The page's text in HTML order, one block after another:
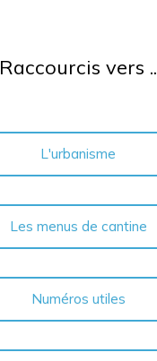
Raccourcis vers ..
L'urbanisme
Les menus de cantine
Numéros utiles